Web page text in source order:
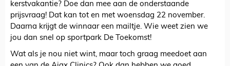
kerstvakantie? Doe dan mee aan de onderstaande
prijsvraag! Dat kan tot en met woensdag 22 november.
Daarna krijgt de winnaar een mailtje. Wie weet zien we
jou dan snel op sportpark De Toekomst!
Wat als je nou niet wint, maar toch graag meedoet aan